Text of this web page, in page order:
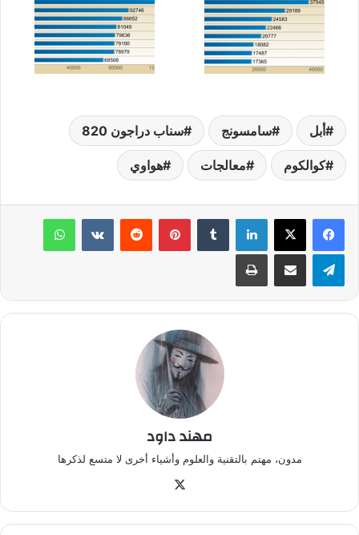
أبل سامسونج سناب دراجون 820
كوالكوم معالجات هواوي
لينكدإن بينتيريست
مهند داود
مدون، مهتم بالتقنية والعلوم وأشياء أخرى لا متسع لذكرها